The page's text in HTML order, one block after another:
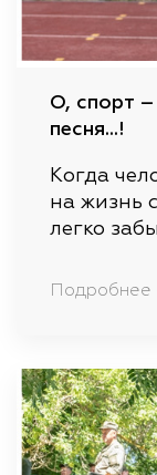
О, спорт
песня…!
Когда
на жизнь
легко
Подробнее